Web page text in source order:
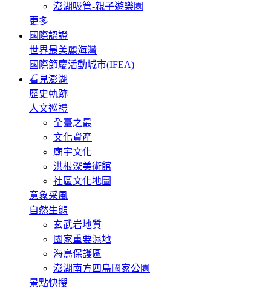
澎湖吸管-親子遊樂園
更多
國際認證
世界最美麗海灣
國際節慶活動城市(IFEA)
看見澎湖
歷史軌跡
人文巡禮
全臺之最
文化資產
廟宇文化
洪根深美術館
社區文化地圖
意象采風
自然生態
玄武岩地質
國家重要濕地
海鳥保護區
澎湖南方四島國家公園
景點快搜